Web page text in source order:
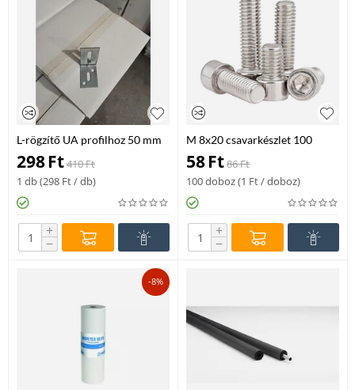
L-rögzítő UA profilhoz 50 mm
298Ft410Ft
1 db (298 Ft/ db)
+
−
M 8x20 csavarkészlet 100
db/do L rögz./Winkel 6203
58Ft86Ft
100 doboz (1 Ft/ doboz)
+
−
-8%